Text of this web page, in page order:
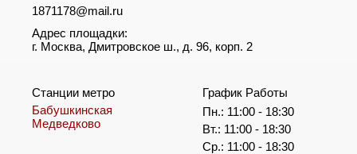
1871178@mail.ru
Адрес площадки:
г. Москва, Дмитровское ш., д. 96, корп. 2
Станции метро
Бабушкинская
Медведково
График Работы
Пн.: 11:00 - 18:30
Вт.: 11:00 - 18:30
Ср.: 11:00 - 18:30